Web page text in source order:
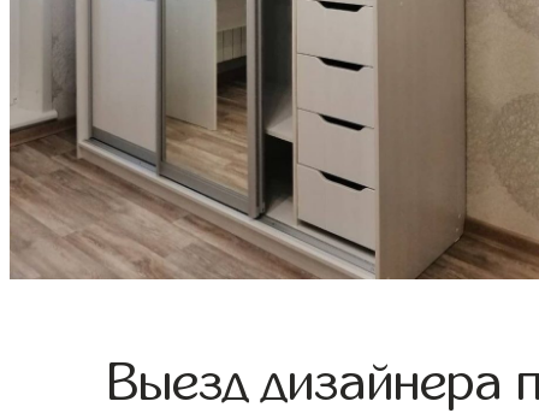
Выезд дизайнера